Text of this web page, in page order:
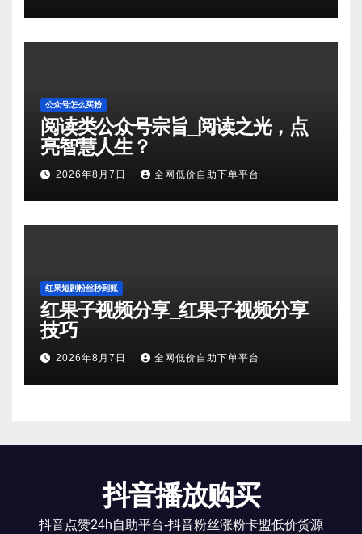
公众号怎么买粉
阅读类公众号宗旨_阅读之光，点
亮智慧人生？
2026年8月7日 全网低价自助下单平台
红果短剧粉丝秒到账
红果子视频分享_红果子视频分享
技巧
2026年8月7日 全网低价自助下单平台
抖音播放购买
抖音点赞24h自助平台-抖音粉丝涨粉卡盟低价货源